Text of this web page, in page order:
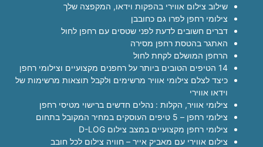
שילוב צילום אווירי בהפקות וידאו, המקפצה שלך
צילומי רחפן לפרו גם כחובבן
דברים חשובים לדעת לפני שטסים עם רחפן לחול
האתגר בהטסת רחפן מסירה
הרחפן המושלם לקחת לחול
14 הטיפים הטובים ביותר על רחפנים מקצועיים וצילומי רחפן
כיצד לצלם צילומי אוויר מרשימים ולקבל תוצאות מרשימות של
וידאו אווירי
צילומי אוויר, הקלות : נהלים חדשים ברישוי מטיסי רחפן
צילומי רחפן – 5 טיפים העוסקים במחיר המקובל בתחום
צילומי רחפן מקצועיים במצב צילום D-LOG
צילום אווירי עם מאביק אייר – חוויה צילום לכל חובב